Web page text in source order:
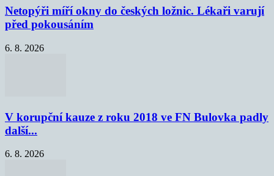
Netopýři míří okny do českých ložnic. Lékaři varují
před pokousáním
6. 8. 2026
V korupční kauze z roku 2018 ve FN Bulovka padly
další...
6. 8. 2026